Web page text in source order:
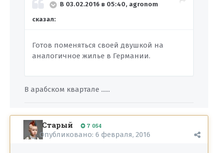
В 03.02.2016 в 05:40, agronom
сказал:
Готов поменяться своей двушкой на
аналогичное жилье в Германии.
В арабском квартале ......
Старый 7 054
Опубликовано: 6 февраля, 2016